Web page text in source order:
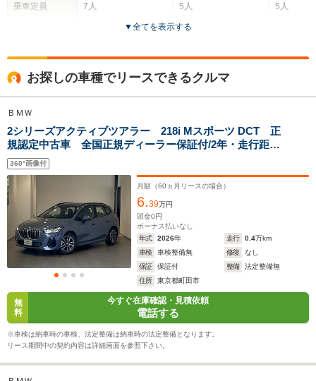
乗車定員
サイズ
WLTCモード
燃費
7人
全高
1.64m～1.65m
全幅
1.8m
ホイールベース
13.5～16.7km/L
└市街地:10.1～
└郊外:13.8～
└高速道路:15.6～
19.0km/L
5人
5ドア
全高
1.45m～1.47m
全幅
1.8m
12.5～21.2km/L
└市街地:8.9～
└郊外:12.8～
└高速道路:14.9～
5人
▼全てを表示する
お探しの車種でリースできるクルマ
ＢＭＷ
2シリーズアクティブツアラー 218i Mスポーツ DCT 正
規認定中古車 全国正規ディーラー保証付/2年・走行距離
無制限 トップビューカメラ シートヒーター オート
トランク アルミホイール ハーフレザーシート アッ
プルカープレイ ステアリングヒーター
360°画像付
月額（60 ヵ月リースの場合）
6.39万円
頭金0円
ボーナス払いなし
年式
2026年 走行 0.4万km
車検
車検整備無 修復
なし
保証
保証付 整備
法定整備無
住所
東京都町田市
無
料
今すぐ在庫確認・見積依頼
電話する
※車検は納車時の車検、法定整備は納車時の法定整備となります。
リース期間中の契約内容は詳細画面を参照下さい。